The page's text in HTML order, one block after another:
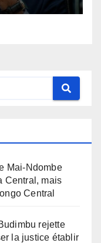
Mai-Ndombe
Central, mais
Central
rejette
la justice établir